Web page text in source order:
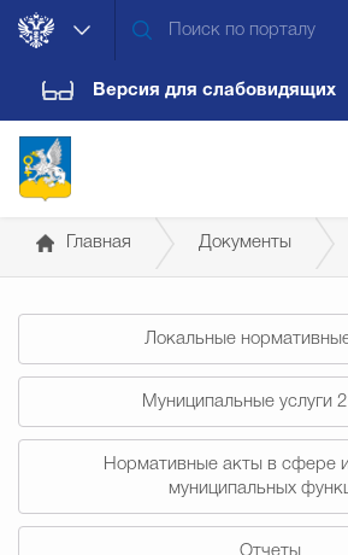
Версия для слабовидящих
Дума
Новости
Главная Документы
Локальные
Муниципальные услуги
Нормативные акты в сфере
муниципальных
Отчеты